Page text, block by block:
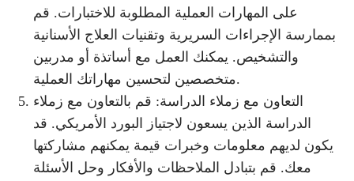
على المهارات العملية المطلوبة للاختبارات. قم
بممارسة الإجراءات السريرية وتقنيات العلاج الأسنانية
والتشخيص. يمكنك العمل مع أساتذة أو مدربين
متخصصين لتحسين مهاراتك العملية.
التعاون مع زملاء الدراسة: قم بالتعاون مع زملاء
الدراسة الذين يسعون لاجتياز البورد الأمريكي. قد
يكون لديهم معلومات وخبرات قيمة يمكنهم مشاركتها
معك. قم بتبادل الملاحظات والأفكار وحل الأسئلة